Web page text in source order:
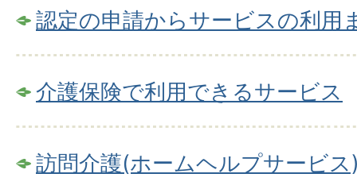
認定の申請からサービスの利用
介護保険で利用できるサービス
訪問介護(ホームヘルプサービス